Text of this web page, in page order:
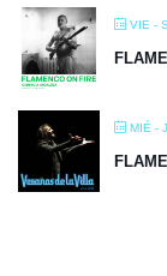
VIE -
MIÉ -